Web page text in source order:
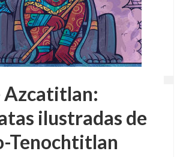
Azcatitlan:
ilustradas de
Tenochtitlan